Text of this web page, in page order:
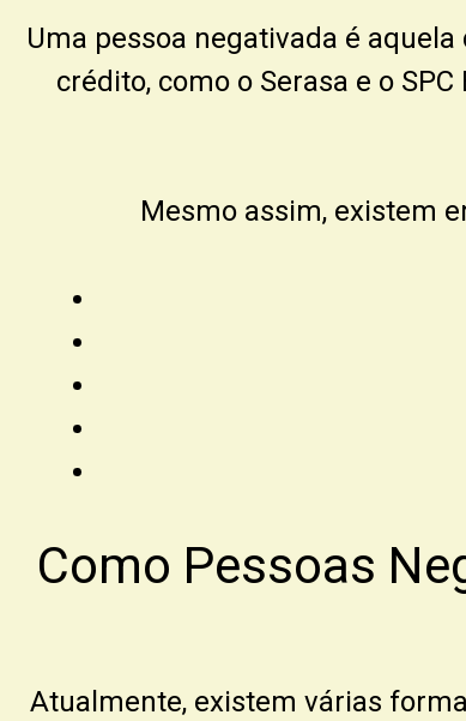
Uma pessoa negativada é
crédito, como o Serasa e o SPC
Mesmo assim, existem
Como Pessoas
Atualmente, existem várias